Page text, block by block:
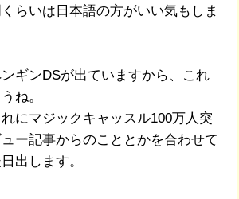
らいは日本語の方がいい気もしま
ギンDSが出ていますから、これ
ね。
にマジックキャッスル100万人突
ー記事からのこととかを合わせて
出します。